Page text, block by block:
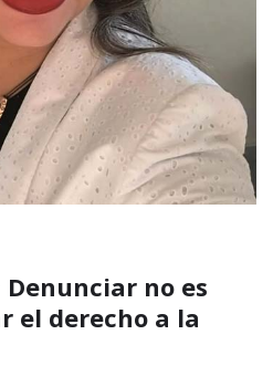
Denunciar no es
el derecho a la